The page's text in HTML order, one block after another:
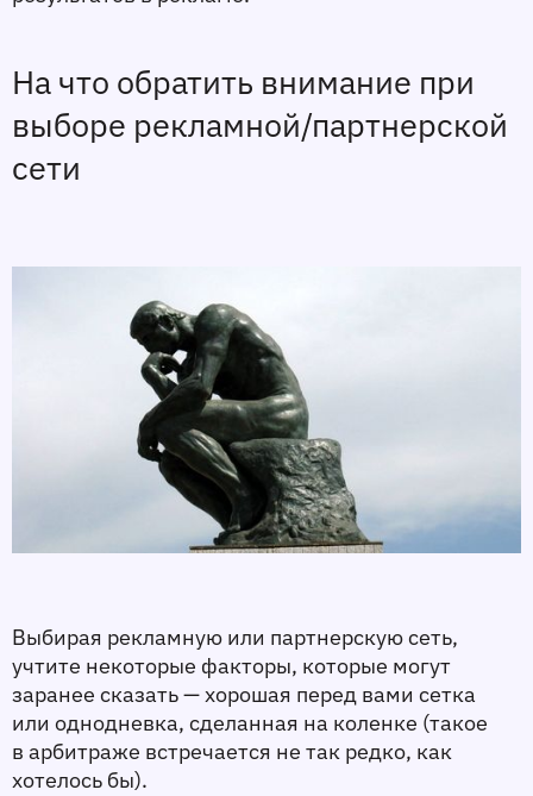
На что обратить внимание при
выборе рекламной/партнерской
сети
Выбирая рекламную или партнерскую сеть,
учтите некоторые факторы, которые могут
заранее сказать — хорошая перед вами сетка
или однодневка, сделанная на коленке (такое
в арбитраже встречается не так редко, как
хотелось бы).